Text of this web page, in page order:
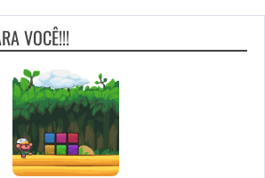
VOCÊ!!!